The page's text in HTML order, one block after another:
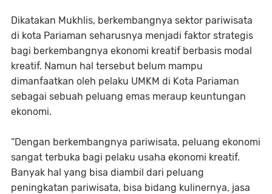
Dikatakan Mukhlis, berkembangnya sektor pariwisata
di kota Pariaman seharusnya menjadi faktor strategis
bagi berkembangnya ekonomi kreatif berbasis modal
kreatif. Namun hal tersebut belum mampu
dimanfaatkan oleh pelaku UMKM di Kota Pariaman
sebagai sebuah peluang emas meraup keuntungan
ekonomi.
“Dengan berkembangnya pariwisata, peluang ekonomi
sangat terbuka bagi pelaku usaha ekonomi kreatif.
Banyak hal yang bisa diambil dari peluang
peningkatan pariwisata, bisa bidang kulinernya, jasa